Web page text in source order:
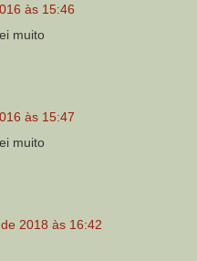
às 15:46
muito
às 15:47
muito
2018 às 16:42